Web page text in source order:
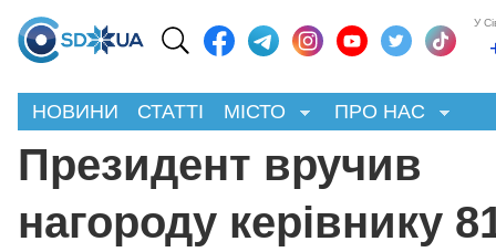
У
НОВИНИ СТАТТІ МІСТО ПРО НАС
Президент вручив
нагороду керівнику